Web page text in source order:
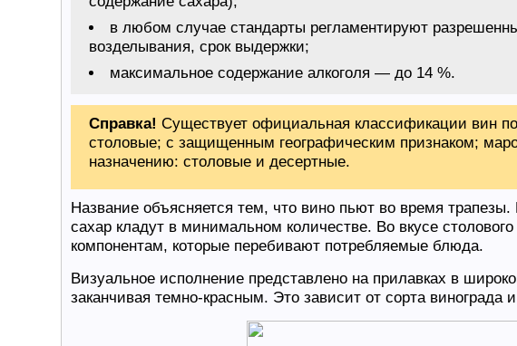
в любом случае стандарты регламентируют
возделывания, срок выдержки;
максимальное содержание алкоголя — до 14 %.
Справка! Существует официальная классификации вин
столовые; с защищенным географическим признаком;
назначению: столовые и десертные.
Название объясняется тем, что вино пьют во время
сахар кладут в минимальном количестве. Во вкусе
компонентам, которые перебивают потребляемые блюда.
Визуальное исполнение представлено на прилавках в
заканчивая темно-красным. Это зависит от сорта винограда